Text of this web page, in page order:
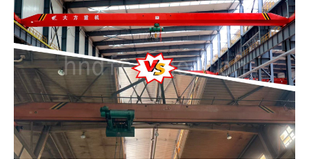
مقارنة الأسعار: ميزة التكلفة الأولية للرافعات
المستعملة
السلامة والحالة الفنية
دورة الحياة: العمر التصميمي مقابل العمر
المتبقي